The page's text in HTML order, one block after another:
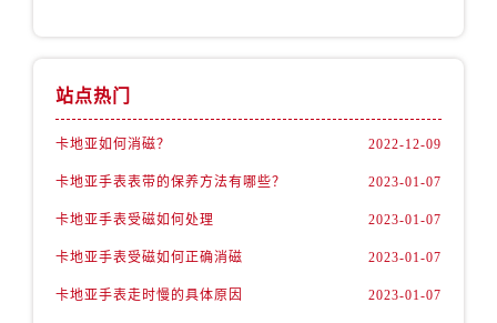
站点热门
卡地亚如何消磁？ 2022-12-09
卡地亚手表表带的保养方法有哪些？ 2023-01-07
卡地亚手表受磁如何处理 2023-01-07
卡地亚手表受磁如何正确消磁 2023-01-07
卡地亚手表走时慢的具体原因 2023-01-07